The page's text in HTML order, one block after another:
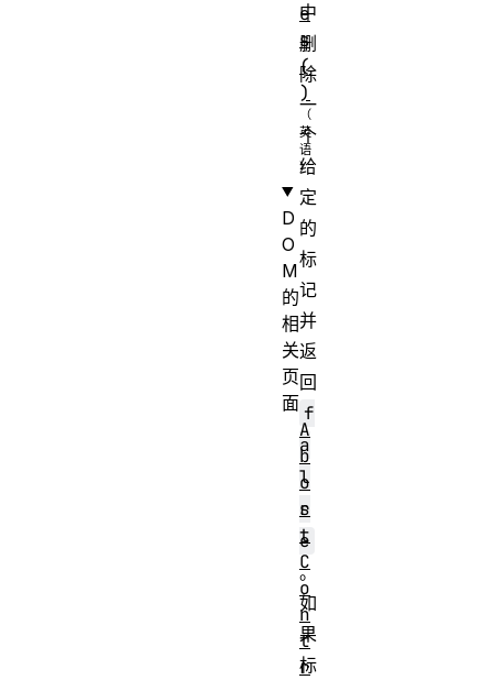
中
删
除
一
个
给
定
的
标
记
并
返
回
f
a
l
s
e
。
如
果
标
e
s
(
)
D
O
M
的
相
关
页
面
A
b
o
r
t
C
o
n
t
r